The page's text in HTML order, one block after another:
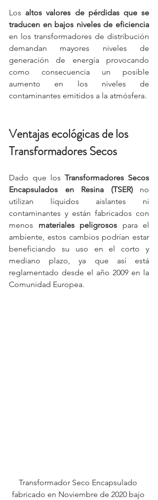
Los altos valores de pérdidas que se
en los transformadores de distribución
demandan mayores niveles de
generación de energía provocando
como consecuencia un posible
aumento en los niveles de
contaminantes emitidos a la atmósfera.
Ventajas ecológicas de los
Transformadores Secos
Dado que los Transformadores Secos
Encapsulados en Resina (TSER) no
utilizan líquidos aislantes ni
contaminantes y están fabricados con
menos materiales peligrosos para el
ambiente, estos cambios podrían estar
beneficiando su uso en el corto y
mediano plazo, ya que así está
reglamentado desde el año 2009 en la
Comunidad Europea.
Transformador Seco Encapsulado
fabricado en Noviembre de 2020 bajo